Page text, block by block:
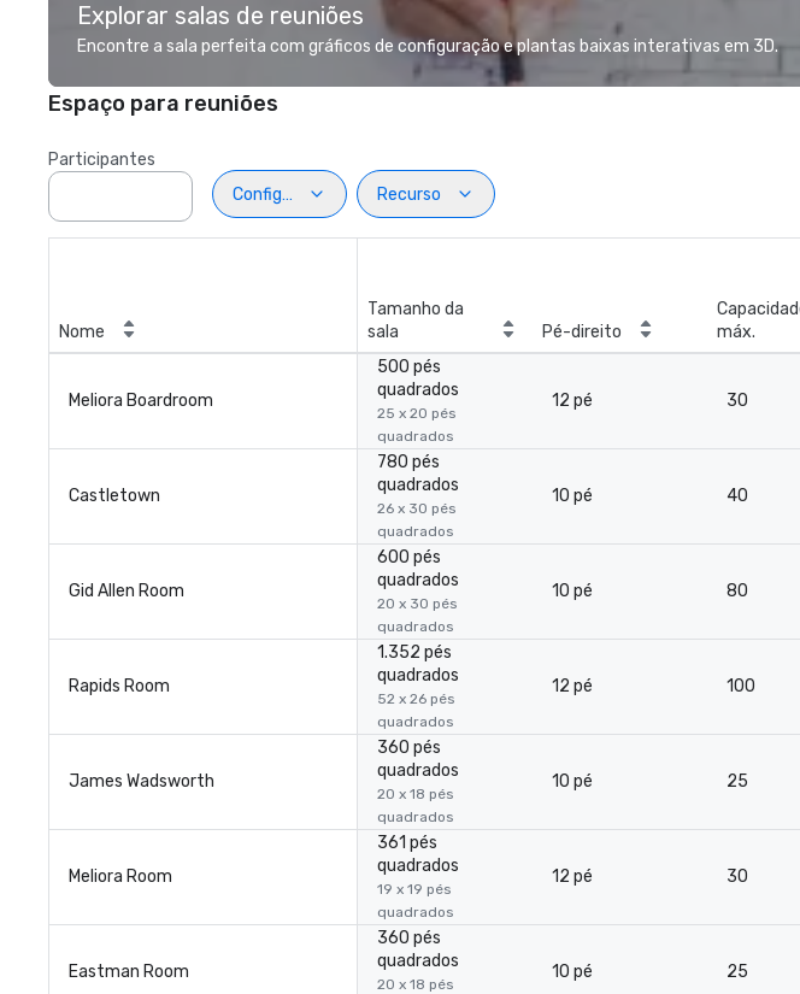
Explorar salas de reuniões
Encontre a sala perfeita com gráficos de configuração e plantas baixas interativas em 3D.
Espaço para reuniões
Participantes
Configuração
Recurso
Nome
Tamanho da
sala
Pé-direito
máx.
Meliora Boardroom
500 pés
quadrados
25 x 20 pés
quadrados
12 pé 30
Castletown
780 pés
quadrados
26 x 30 pés
quadrados
10 pé 40
Gid Allen Room
600 pés
quadrados
20 x 30 pés
quadrados
10 pé 80
Rapids Room
1.352 pés
quadrados
52 x 26 pés
quadrados
12 pé 100
James Wadsworth
360 pés
quadrados
20 x 18 pés
quadrados
10 pé 25
Meliora Room
361 pés
quadrados
19 x 19 pés
quadrados
12 pé 30
Eastman Room
360 pés
quadrados
20 x 18 pés
10 pé 25